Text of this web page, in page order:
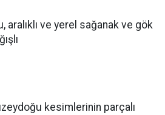
aralıklı ve yerel sağanak ve gök
kesimlerinin parçalı